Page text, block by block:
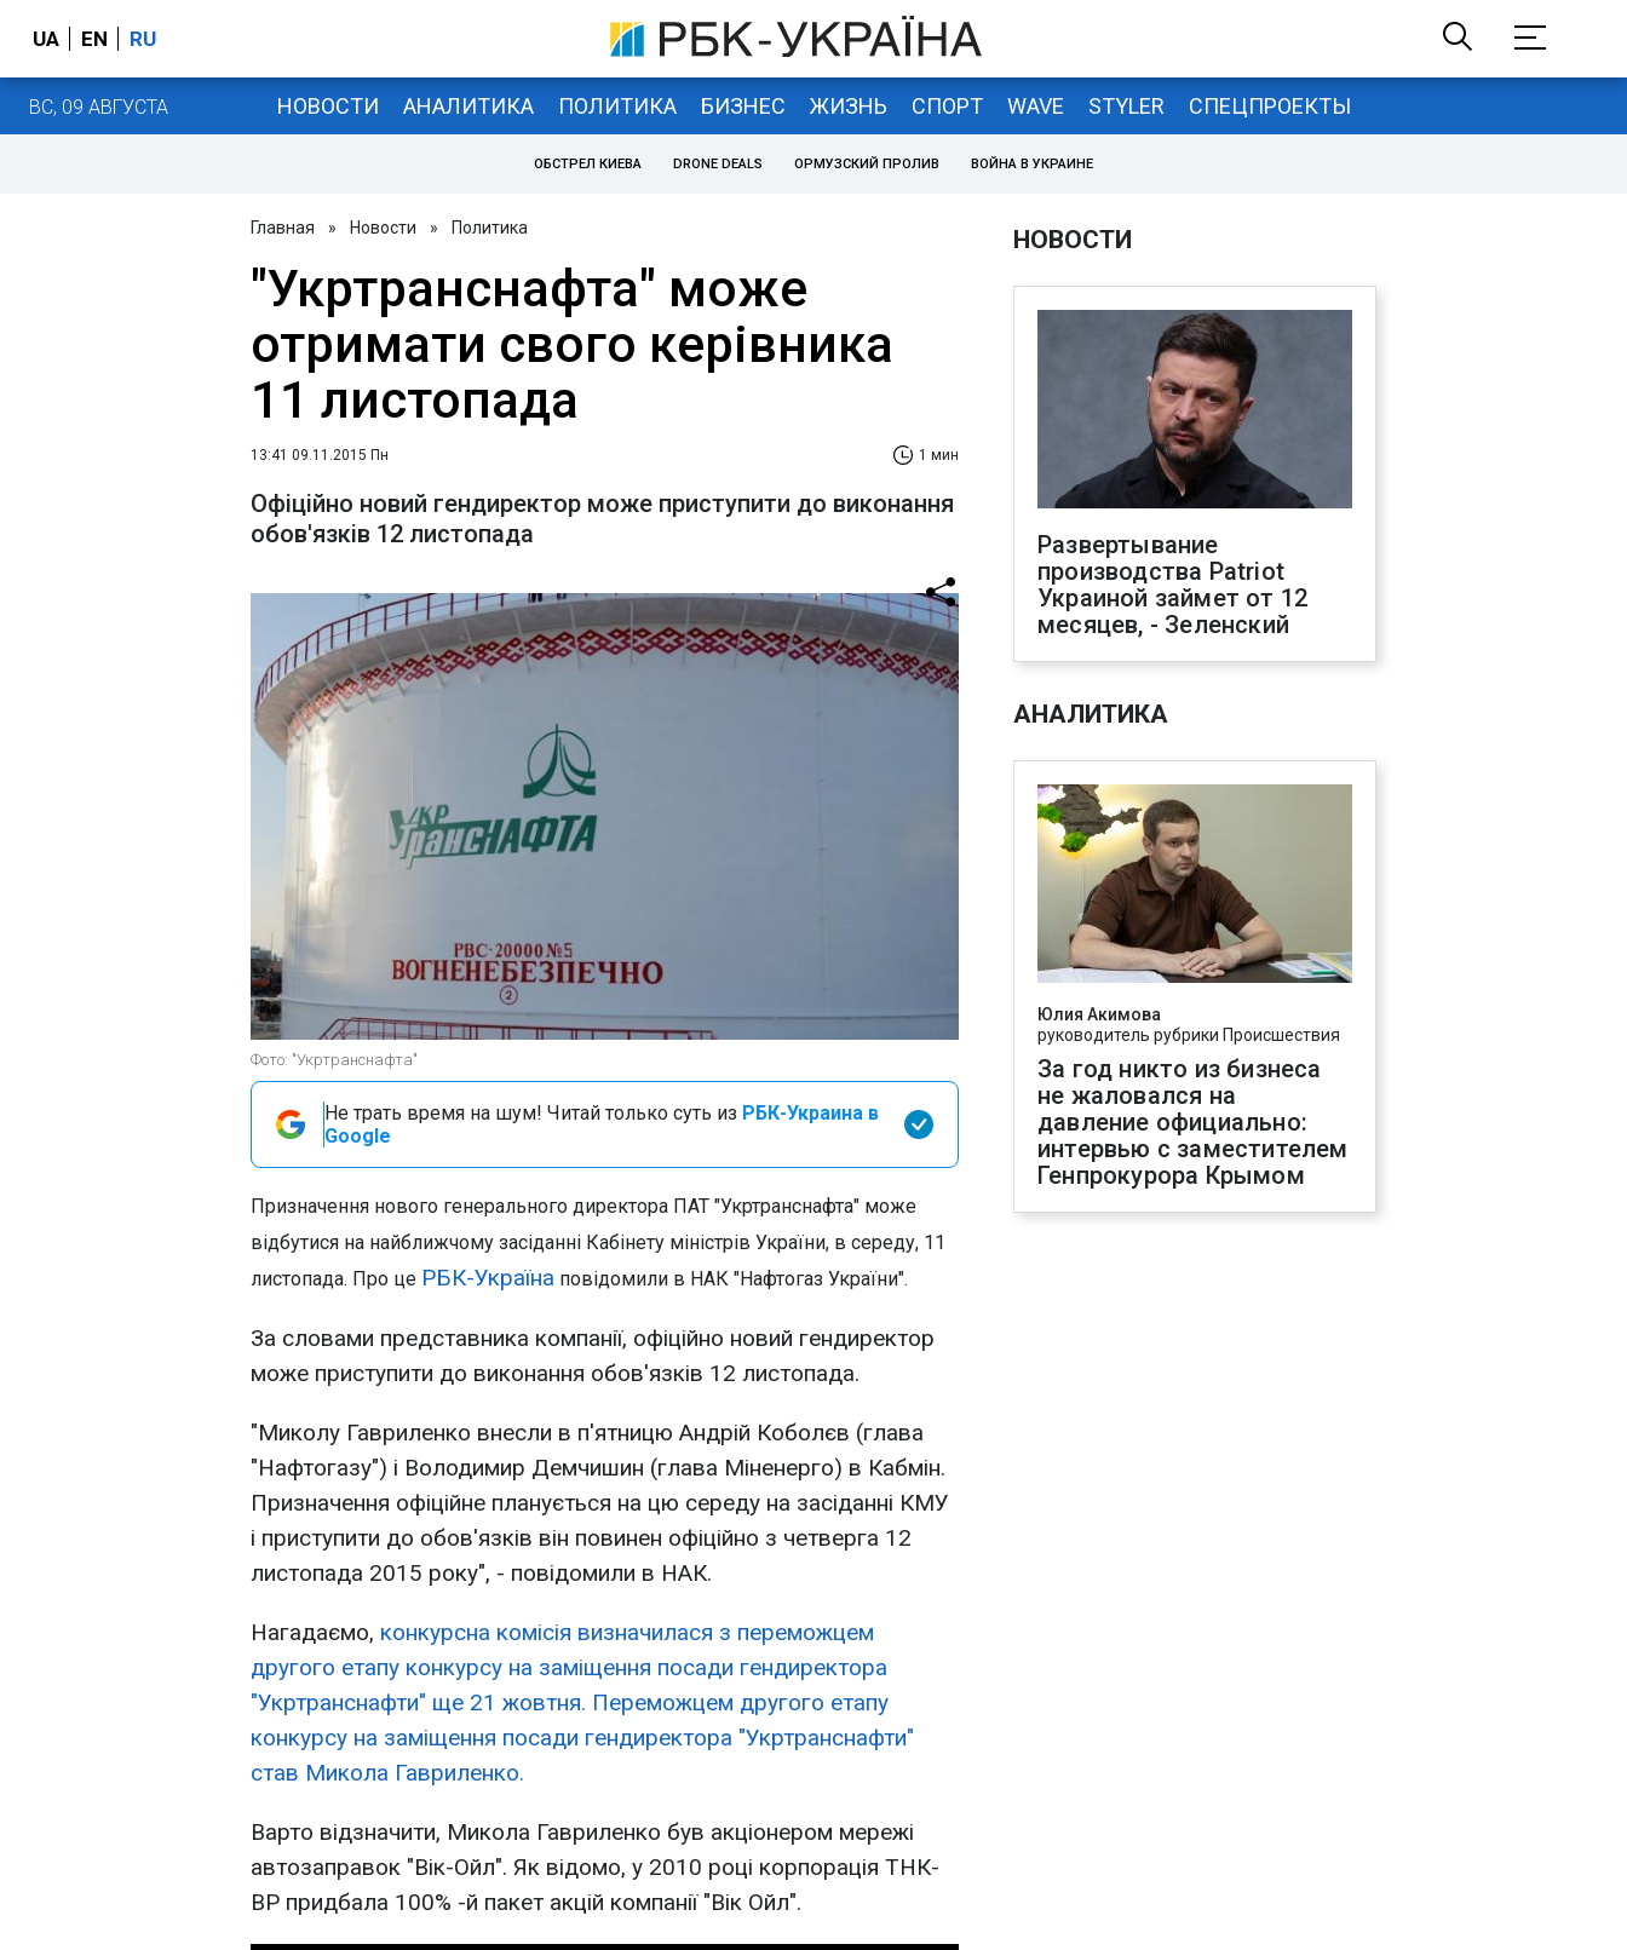
UA EN RU
ВС, 09 АВГУСТА НОВОСТИ АНАЛИТИКА ПОЛИТИКА БИЗНЕС ЖИЗНЬ СПОРТ WAVE STYLER СПЕЦПРОЕКТЫ
ОБСТРЕЛ КИЕВА DRONE DEALS ОРМУЗСКИЙ ПРОЛИВ ВОЙНА В УКРАИНЕ
Главная » Новости » Политика
"Укртранснафта" може
отримати свого керівника
11 листопада
13:41 09.11.2015 Пн 1 мин
Офіційно новий гендиректор може приступити до виконання
обов'язків 12 листопада
Фото: "Укртранснафта"
Не трать время на шум! Читай только суть из РБК-Украина в
Google
Призначення нового генерального директора ПАТ "Укртранснафта" може
відбутися на найближчому засіданні Кабінету міністрів України, в середу, 11
листопада. Про це РБК-Україна повідомили в НАК "Нафтогаз України".
За словами представника компанії, офіційно новий гендиректор
може приступити до виконання обов'язків 12 листопада.
"Миколу Гавриленко внесли в п'ятницю Андрій Коболєв (глава
"Нафтогазу") і Володимир Демчишин (глава Міненерго) в Кабмін.
Призначення офіційне планується на цю середу на засіданні КМУ
і приступити до обов'язків він повинен офіційно з четверга 12
листопада 2015 року", - повідомили в НАК.
Нагадаємо, конкурсна комісія визначилася з переможцем
другого етапу конкурсу на заміщення посади гендиректора
"Укртранснафти" ще 21 жовтня. Переможцем другого етапу
конкурсу на заміщення посади гендиректора "Укртранснафти"
став Микола Гавриленко.
Варто відзначити, Микола Гавриленко був акціонером мережі
автозаправок "Вік-Ойл". Як відомо, у 2010 році корпорація ТНК-
ВР придбала 100% -й пакет акцій компанії "Вік Ойл".
НОВОСТИ
Развертывание
производства Patriot
Украиной займет от 12
месяцев, - Зеленский
АНАЛИТИКА
Юлия Акимова
руководитель рубрики Происшествия
За год никто из бизнеса
не жаловался на
давление официально:
интервью с заместителем
Генпрокурора Крымом